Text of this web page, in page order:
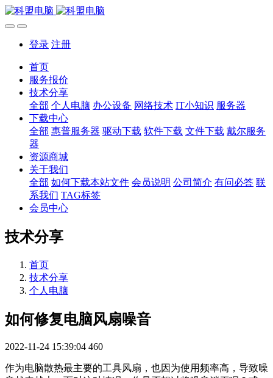
登录 注册
首页
服务报价
技术分享
全部 个人电脑 办公设备 网络技术 IT小知识 服务器
下载中心
全部 惠普服务器 驱动下载 软件下载 文件下载 戴尔服务
器
资源商城
关于我们
全部 如何下载本站文件 会员说明 公司简介 有问必答 联
系我们 TAG标签
会员中心
技术分享
首页
技术分享
个人电脑
如何修复电脑风扇噪音
2022-11-24 15:39:04 460
作为电脑散热最主要的工具风扇，也因为使用频率高，导致噪